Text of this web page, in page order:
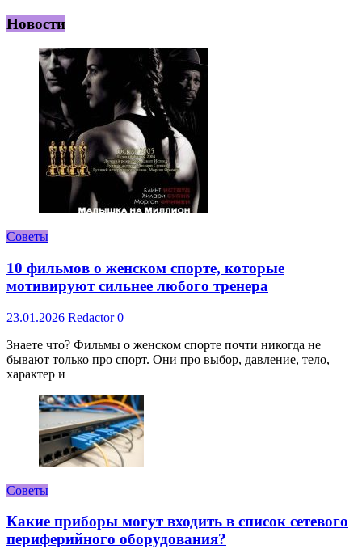
Новости
Советы
10 фильмов о женском спорте, которые
мотивируют сильнее любого тренера
23.01.2026 Redactor 0
Знаете что? Фильмы о женском спорте почти никогда не
бывают только про спорт. Они про выбор, давление, тело,
характер и
Советы
Какие приборы могут входить в список сетевого
периферийного оборудования?